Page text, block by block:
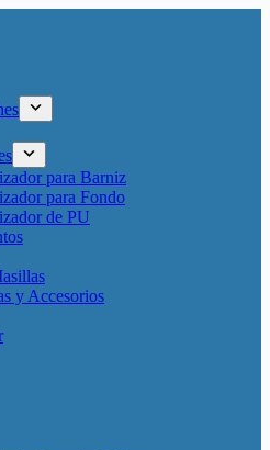
para Barniz
para Fondo
de PU
y Accesorios